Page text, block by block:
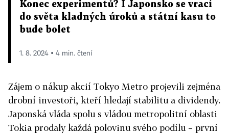
Konec experimentů? I Japonsko se vrací
do světa kladných úroků a státní kasu to
bude bolet
1. 8. 2024 ▪ 4 min. čtení
Zájem o nákup akcií Tokyo Metro projevili zejména
drobní investoři, kteří hledají stabilitu a dividendy.
Japonská vláda spolu s vládou metropolitní oblasti
Tokia prodaly každá polovinu svého podílu – první